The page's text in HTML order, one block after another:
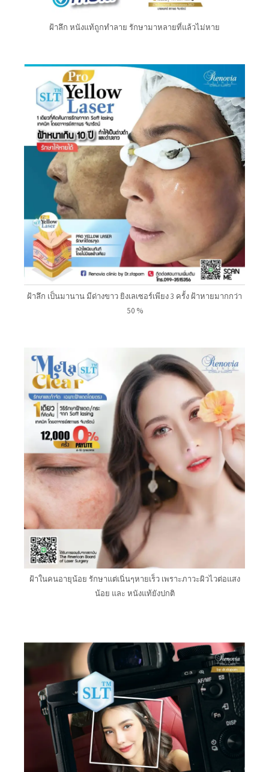
ฝ้าลึก หนังแท้ถูกทำลาย รักษามาหลายที่แล้วไม่หาย
ฝ้าลึก เป็นมานาน มีด่างขาว ยิงเลเซอร์เพียง 3 ครั้ง ฝ้าหายมากกว่า
50 %
ฝ้าในคนอายุน้อย รักษาแต่เนิ่นๆหายเร็ว เพราะภาวะผิวไวต่อแสง
น้อย และ หนังแท้ยังปกติ